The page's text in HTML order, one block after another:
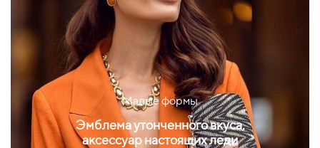
Малые формы
Эмблема утонченного вкуса,
аксессуар настоящих леди